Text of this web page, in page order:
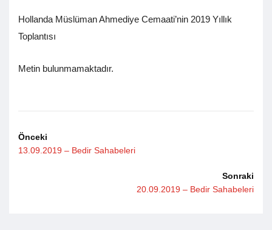
Hollanda Müslüman Ahmediye Cemaati’nin 2019 Yıllık
Toplantısı
Metin bulunmamaktadır.
Önceki
13.09.2019 – Bedir Sahabeleri
Sonraki
20.09.2019 – Bedir Sahabeleri